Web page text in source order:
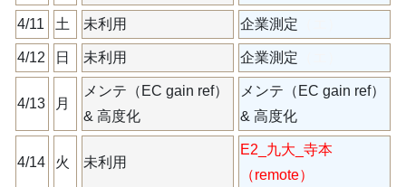
4/11 土 未利用 企業測定
4/12 日 未利用 企業測定
4/13 月
メンテ（EC gain ref）
& 高度化
メンテ（EC gain ref）
& 高度化
4/14 火 未利用
E2_九大_寺本
（remote）